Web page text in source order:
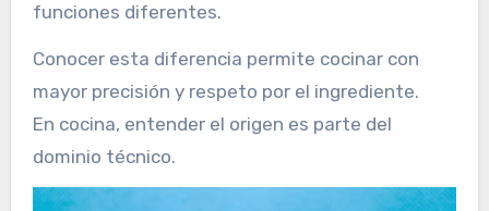
funciones diferentes.
Conocer esta diferencia permite cocinar con
mayor precisión y respeto por el ingrediente.
En cocina, entender el origen es parte del
dominio técnico.